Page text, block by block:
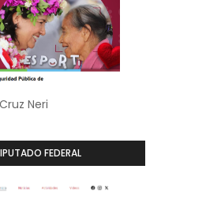
Neri
FEDERAL